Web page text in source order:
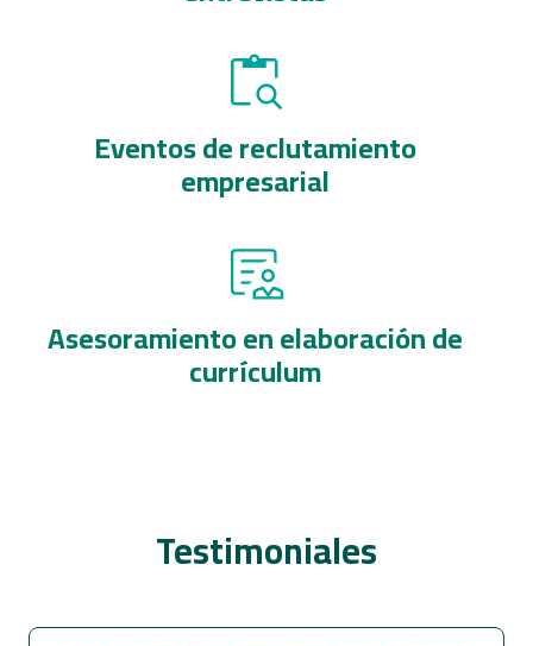
Eventos de reclutamiento
empresarial
Asesoramiento en elaboración de
currículum
Testimoniales